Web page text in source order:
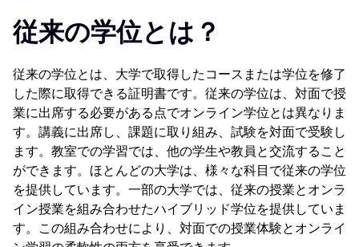
従来の学位とは？
従来の学位とは、大学で取得したコースまたは学位を修了
した際に取得できる証明書です。従来の学位は、対面で授
業に出席する必要がある点でオンライン学位とは異なりま
す。講義に出席し、課題に取り組み、試験を対面で受験し
ます。教室での学習では、他の学生や教員と交流すること
ができます。ほとんどの大学は、様々な科目で従来の学位
を提供しています。一部の大学では、従来の授業とオンラ
イン授業を組み合わせたハイブリッド学位を提供していま
す。この組み合わせにより、対面での授業体験とオンライ